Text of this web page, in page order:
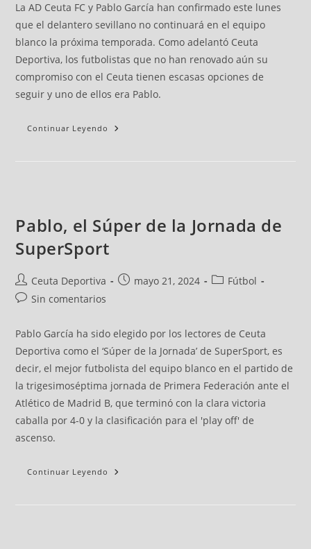
La AD Ceuta FC y Pablo García han confirmado este lunes
que el delantero sevillano no continuará en el equipo
blanco la próxima temporada. Como adelantó Ceuta
Deportiva, los futbolistas que no han renovado aún su
compromiso con el Ceuta tienen escasas opciones de
seguir y uno de ellos era Pablo.
Continuar Leyendo
Pablo, el Súper de la Jornada de
SuperSport
Ceuta Deportiva mayo 21, 2024
Fútbol
Sin comentarios
Pablo García ha sido elegido por los lectores de Ceuta
Deportiva como el ‘Súper de la Jornada’ de SuperSport, es
decir, el mejor futbolista del equipo blanco en el partido de
la trigesimoséptima jornada de Primera Federación ante el
Atlético de Madrid B, que terminó con la clara victoria
caballa por 4-0 y la clasificación para el 'play off' de
ascenso.
Continuar Leyendo